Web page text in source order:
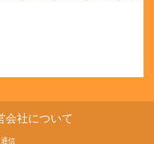
会社について
信